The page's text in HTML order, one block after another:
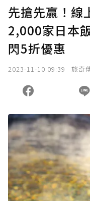
先搶先贏！線
2,000家日本
閃5折優惠
2023-11-10 09:39 旅奇